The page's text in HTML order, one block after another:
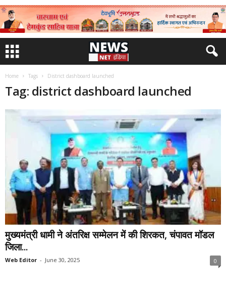
Home Tags District dashboard launched
Tag: district dashboard launched
मुख्यमंत्री धामी ने अंतरिक्ष सम्मेलन में की शिरकत, चंपावत मॉडल
जिला...
Web Editor - June 30, 2025 0